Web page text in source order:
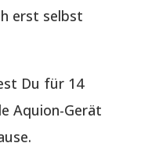
erst selbst
Du für 14
Aquion-Gerät